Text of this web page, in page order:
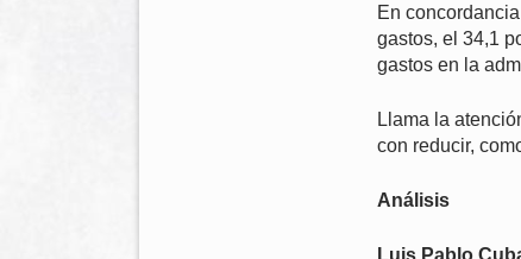
En
gastos, el 34,1
gastos en la
Llama la
con reducir,
Análisis
Luis Pablo